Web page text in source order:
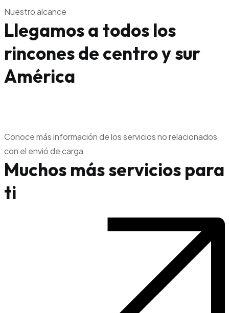
Nuestro alcance
Llegamos a todos los
rincones de centro y sur
América
Conoce más información de los servicios no relacionados
con el envió de carga
Muchos más servicios para
ti